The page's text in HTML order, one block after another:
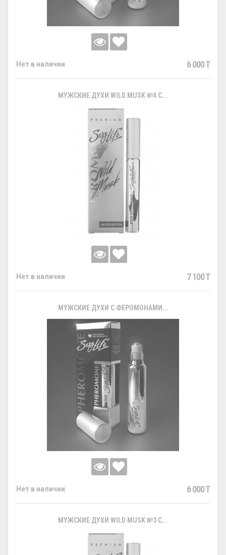
Нет в наличии 6 000 T
МУЖСКИЕ ДУХИ WILD MUSK №4 С...
Нет в наличии 7 100 T
МУЖСКИЕ ДУХИ С ФЕРОМОНАМИ...
Нет в наличии 6 000 T
МУЖСКИЕ ДУХИ WILD MUSK №3 С...